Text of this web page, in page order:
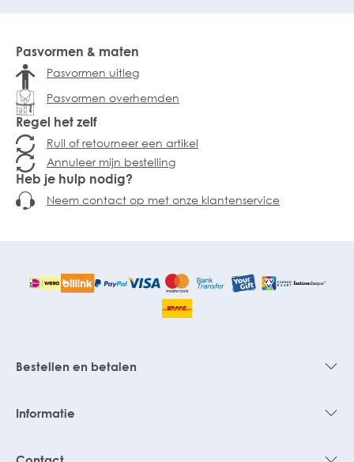
Pasvormen & maten
Pasvormen uitleg
Pasvormen overhemden
Regel het zelf
Ruil of retourneer een artikel
Annuleer mijn bestelling
Heb je hulp nodig?
Neem contact op met onze klantenservice
Bestellen en betalen
Informatie